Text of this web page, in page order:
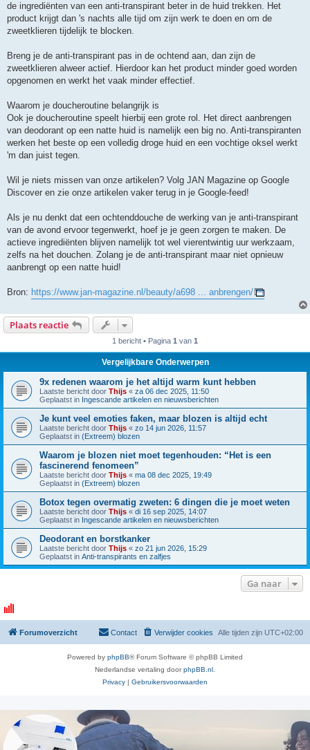
de ingrediënten van een anti-transpirant beter in de huid trekken. Het
product krijgt dan 's nachts alle tijd om zijn werk te doen en om de
zweetklieren tijdelijk te blocken.
Breng je de anti-transpirant pas in de ochtend aan, dan zijn de
zweetklieren alweer actief. Hierdoor kan het product minder goed worden
opgenomen en werkt het vaak minder effectief.
Waarom je doucheroutine belangrijk is
Ook je doucheroutine speelt hierbij een grote rol. Het direct aanbrengen
van deodorant op een natte huid is namelijk een big no. Anti-transpiranten
werken het beste op een volledig droge huid en een vochtige oksel werkt
'm dan juist tegen.
Wil je niets missen van onze artikelen? Volg JAN Magazine op Google
Discover en zie onze artikelen vaker terug in je Google-feed!
Als je nu denkt dat een ochtenddouche de werking van je anti-transpirant
van de avond ervoor tegenwerkt, hoef je je geen zorgen te maken. De
actieve ingrediënten blijven namelijk tot wel vierentwintig uur werkzaam,
zelfs na het douchen. Zolang je de anti-transpirant maar niet opnieuw
aanbrengt op een natte huid!
Bron: https://www.jan-magazine.nl/beauty/a698 ... anbrengen/
Plaats reactie
1 bericht • Pagina 1 van 1
Vergelijkbare Onderwerpen
9x redenen waarom je het altijd warm kunt hebben
Laatste bericht door Thijs « za 06 dec 2025, 11:50
Geplaatst in Ingescande artikelen en nieuwsberichten
Je kunt veel emoties faken, maar blozen is altijd echt
Laatste bericht door Thijs « zo 14 jun 2026, 11:57
Geplaatst in (Extreem) blozen
Waarom je blozen niet moet tegenhouden: “Het is een
fascinerend fenomeen”
Laatste bericht door Thijs « ma 08 dec 2025, 19:49
Geplaatst in (Extreem) blozen
Botox tegen overmatig zweten: 6 dingen die je moet weten
Laatste bericht door Thijs « di 16 sep 2025, 14:07
Geplaatst in Ingescande artikelen en nieuwsberichten
Deodorant en borstkanker
Laatste bericht door Thijs « zo 21 jun 2026, 15:29
Geplaatst in Anti-transpirants en zalfjes
Ga naar
Forumoverzicht Alle tijden zijn UTC+02:00
Verwijder cookies
Contact
Powered by phpBB® Forum Software © phpBB Limited
Nederlandse vertaling doorphpBB.nl
Privacy | Gebruikersvoorwaarden